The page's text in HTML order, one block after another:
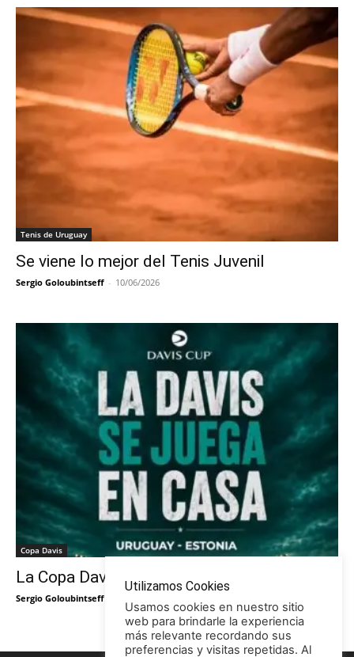
Tenis de Uruguay
Se viene lo mejor del Tenis Juvenil
Sergio Goloubintseff - 10/06/2026
Copa Davis
La Copa Davis vuelve al Círculo
Sergio Goloubintseff
Utilizamos Cookies
Usamos cookies en nuestro sitio
web para brindarle la experiencia
más relevante recordando sus
preferencias y visitas repetidas. Al